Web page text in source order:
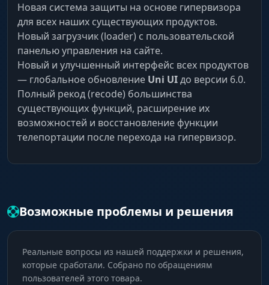
Новая система защиты на основе гипервизора
для всех наших существующих продуктов.
Новый загрузчик (loader) с пользовательской
панелью управления на сайте.
Новый и улучшенный интерфейс всех продуктов
— глобальное обновление Uni UIдо версии 6.0.
Полный рекод (recode) большинства
существующих функций, расширение их
возможностей и восстановление функции
телепортации после перехода на гипервизор.
Возможные проблемы и решения
Реальные вопросы из нашей поддержки и решения,
которые сработали. Собрано по обращениям
пользователей этого товара.